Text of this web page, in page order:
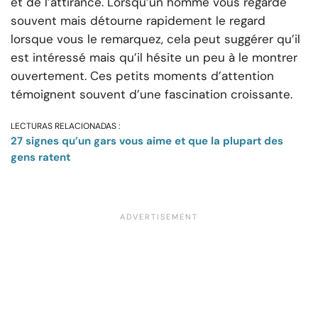
souvent mais détourne rapidement le regard
lorsque vous le remarquez, cela peut suggérer qu’il
est intéressé mais qu’il hésite un peu à le montrer
ouvertement. Ces petits moments d’attention
témoignent souvent d’une fascination croissante.
LECTURAS RELACIONADAS :
27 signes qu’un gars vous aime et que la plupart des
gens ratent